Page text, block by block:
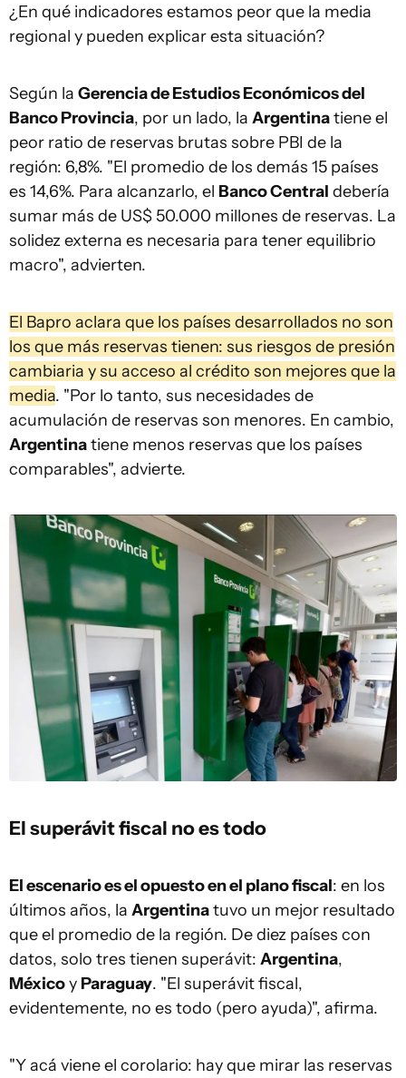
¿En qué indicadores estamos peor que la media
regional y pueden explicar esta situación?
Según la Gerencia de Estudios Económicos del
Banco Provincia, por un lado, la Argentinatiene el
peor ratio de reservas brutas sobre PBI de la
región: 6,8%. "El promedio de los demás 15 países
es 14,6%. Para alcanzarlo, el Banco Central debería
sumar más de US$ 50.000 millones de reservas. La
solidez externa es necesaria para tener equilibrio
macro", advierten.
El Bapro aclara que los países desarrollados no son
los que más reservas tienen: sus riesgos de presión
cambiaria y su acceso al crédito son mejores que la
media. "Por lo tanto, sus necesidades de
acumulación de reservas son menores. En cambio,
Argentinatiene menos reservas que los países
comparables", advierte.
El superávit fiscal no es todo
El escenario es el opuesto en el plano fiscal: en los
últimos años, la Argentinatuvo un mejor resultado
que el promedio de la región. De diez países con
datos, solo tres tienen superávit: Argentina,
Méxicoy Paraguay. "El superávit fiscal,
evidentemente, no es todo (pero ayuda)", afirma.
"Y acá viene el corolario: hay que mirar las reservas